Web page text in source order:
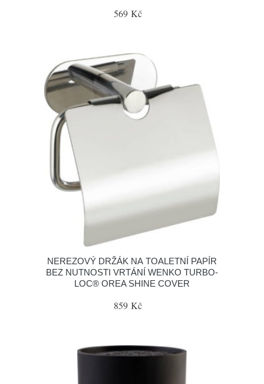
569 Kč
NEREZOVÝ DRŽÁK NA TOALETNÍ PAPÍR
BEZ NUTNOSTI VRTÁNÍ WENKO TURBO-
LOC® OREA SHINE COVER
859 Kč